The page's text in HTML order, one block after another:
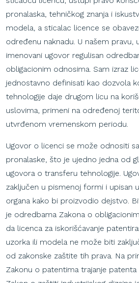
pronalaska, tehničkog znanja i
modela, a sticalac licence se
određenu naknadu. U našem pravu,
imenovani ugovor regulisan
obligacionim odnosima. Sam izraz
jednostavno definisati kao dozvola
tehnologije daje drugom licu na
uslovima, primeni na određenoj
utvrđenom vremenskom periodu.
Ugovor o licenci se može odnositi
pronalaske, što je ujedno jedna od
ugovora o transferu tehnologije.
zaključen u pismenoj formi i upisan
organa kako bi proizvodio dejstvo.
je odredbama Zakona o
da licenca za iskorišćavanje
uzorka ili modela ne može biti
od zakonske zaštite tih prava. Na
Zakonu o patentima trajanje patenta